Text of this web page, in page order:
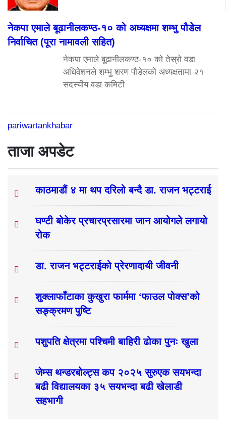
नेकपा एमाले बूढानीलकण्ठ-१० को अध्यक्षमा शम्भु पौडेल
निर्वाचित (पूरा नामावली सहित)
नेकपा एमाले बूढानीलकण्ठ-१० को तेस्रो वडा
अधिवेशनले शम्भु शरण पौडेलको अध्यक्षतामा २१
सदस्यीय वडा कमिटी
pariwartankhabar
ताजा अपडेट
काठमाडौं ४ मा थप दरिलो बन्दै डा. राजन भट्टराई
घण्टी बोकेर प्रचारप्रसारमा जान आयोगले लगायो
रोक
डा. राजन भट्टराईको प्रेरणादायी जीवनी
शुक्लाफाँटाका कुखुरा फार्ममा ‘फाउल पोक्स’को
सङ्क्रमण पुष्टि
पशुपति क्षेत्रमा पश्चिमी बाहिरी ढोका पुनः खुला
जेम्स थन्डरबोल्ट्स कप २०२५ सुरुएक सयभन्दा
बढी विद्यालयका ३५ सयभन्दा बढी खेलाडी
सहभागी